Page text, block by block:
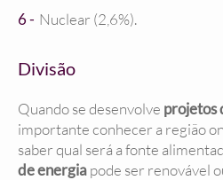
Nuclear (2,6%).
Divisão
Quando se desenvolve projetos
importante conhecer a região
saber qual será a fonte
de energiapode ser renovável